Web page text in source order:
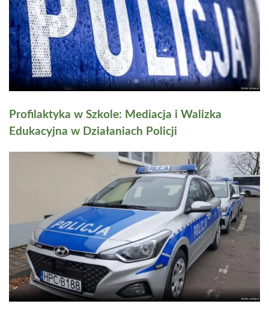
Profilaktyka w Szkole: Mediacja i Walizka
Edukacyjna w Działaniach Policji